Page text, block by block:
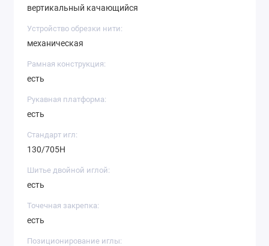
вертикальный качающийся
Устройство обрезки нити:
механическая
Рамная конструкция:
есть
Рукавная платформа:
есть
Стандарт игл:
130/705H
Шитье двойной иглой:
есть
Точечная закрепка:
есть
Позиционирование иглы: